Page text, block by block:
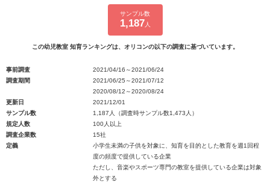
サンプル数
1,187 人
この幼児教室 知育ランキングは、オリコンの以下の調査に基づいています。
事前調査
2021/04/16～2021/06/24
調査期間
2021/06/25～2021/07/12
2020/08/12～2020/08/24
更新日
2021/12/01
サンプル数
1,187人（調査時サンプル数1,473人）
規定人数
100人以上
調査企業数
15社
定義
小学生未満の子供を対象に、知育を目的とした教育を週1回程
度の頻度で提供している企業
ただし、音楽やスポーツ専門の教室を提供している企業は対象
外とする